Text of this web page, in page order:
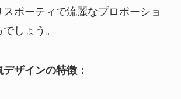
ポーティで流麗なプロポーショ
しょう。
ザインの特徴：